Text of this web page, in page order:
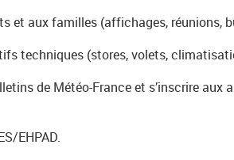
et aux familles (affichages, réunions,
techniques (stores, volets,
de Météo-France et s’inscrire aux
EHPAD.